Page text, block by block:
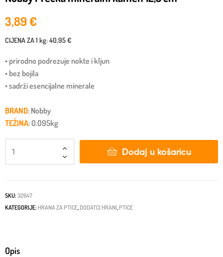
3,89€
CIJENA ZA1 kg:40,95 €
• prirodno podrezuje nokte i kljun
• bez bojila
• sadrži esencijalne minerale
BRAND: Nobby
TEŽINA: 0.095kg
Dodaj u košaricu
SKU: 32647
KATEGORIJE: HRANA ZA PTICE, DODATCI HRANI, PTICE
Opis